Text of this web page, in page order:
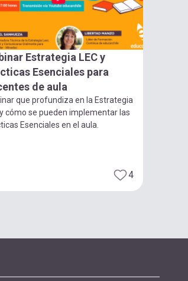
Estrategia LEC y
Esenciales para
de aula
que profundiza en la Estrategia
y cómo se pueden implementar las
Esenciales en el aula.
4